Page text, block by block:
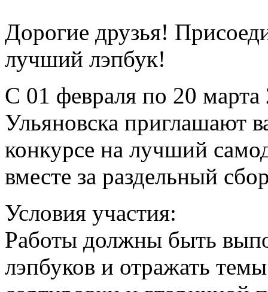
Дорогие друзья!
лучший лэпбук!
С 01 февраля по 20 марта
Ульяновска приглашают
конкурсе на лучший
вместе за раздельный
Условия участия:
Работы должны быть
лэпбуков и отражать